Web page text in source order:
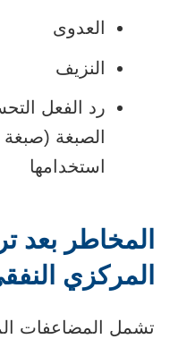
العدوى
النزيف
رد الفعل
الصبغة (صبغة
استخدامها
المخاطر بعد
المركزي
تشمل المضاعفات